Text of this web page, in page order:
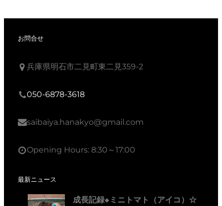
お問合せ
兵庫県明石市二見町東二見359-2
050-6878-3618
saibaiya.hanakyo@gmail.com
Opening Hours: 8:30～17:00
最新ニュース
成長記録◆ミニトマト（アイコ）☆